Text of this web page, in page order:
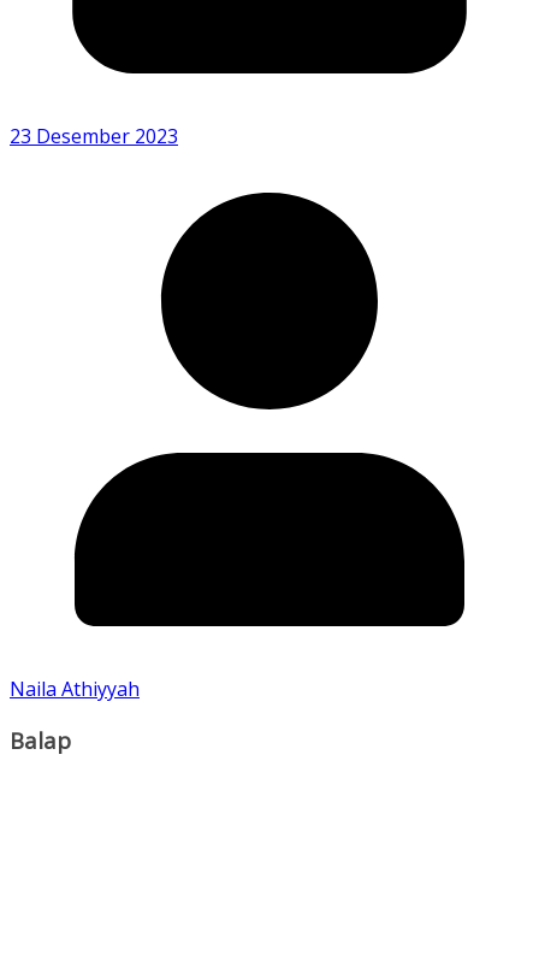
23 Desember 2023
Naila Athiyyah
Balap